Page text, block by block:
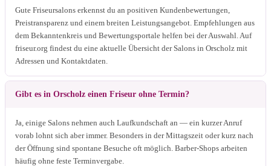
Gute Friseursalons erkennst du an positiven Kundenbewertungen,
Preistransparenz und einem breiten Leistungsangebot. Empfehlungen aus
dem Bekanntenkreis und Bewertungsportale helfen bei der Auswahl. Auf
friseur.org findest du eine aktuelle Übersicht der Salons in Orscholz mit
Adressen und Kontaktdaten.
Gibt es in Orscholz einen Friseur ohne Termin?
Ja, einige Salons nehmen auch Laufkundschaft an — ein kurzer Anruf
vorab lohnt sich aber immer. Besonders in der Mittagszeit oder kurz nach
der Öffnung sind spontane Besuche oft möglich. Barber-Shops arbeiten
häufig ohne feste Terminvergabe.